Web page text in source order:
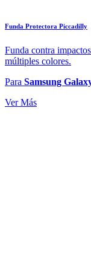
Funda Protectora Piccadilly
Funda contra
múltiples colores.
Para Samsung
Ver Más